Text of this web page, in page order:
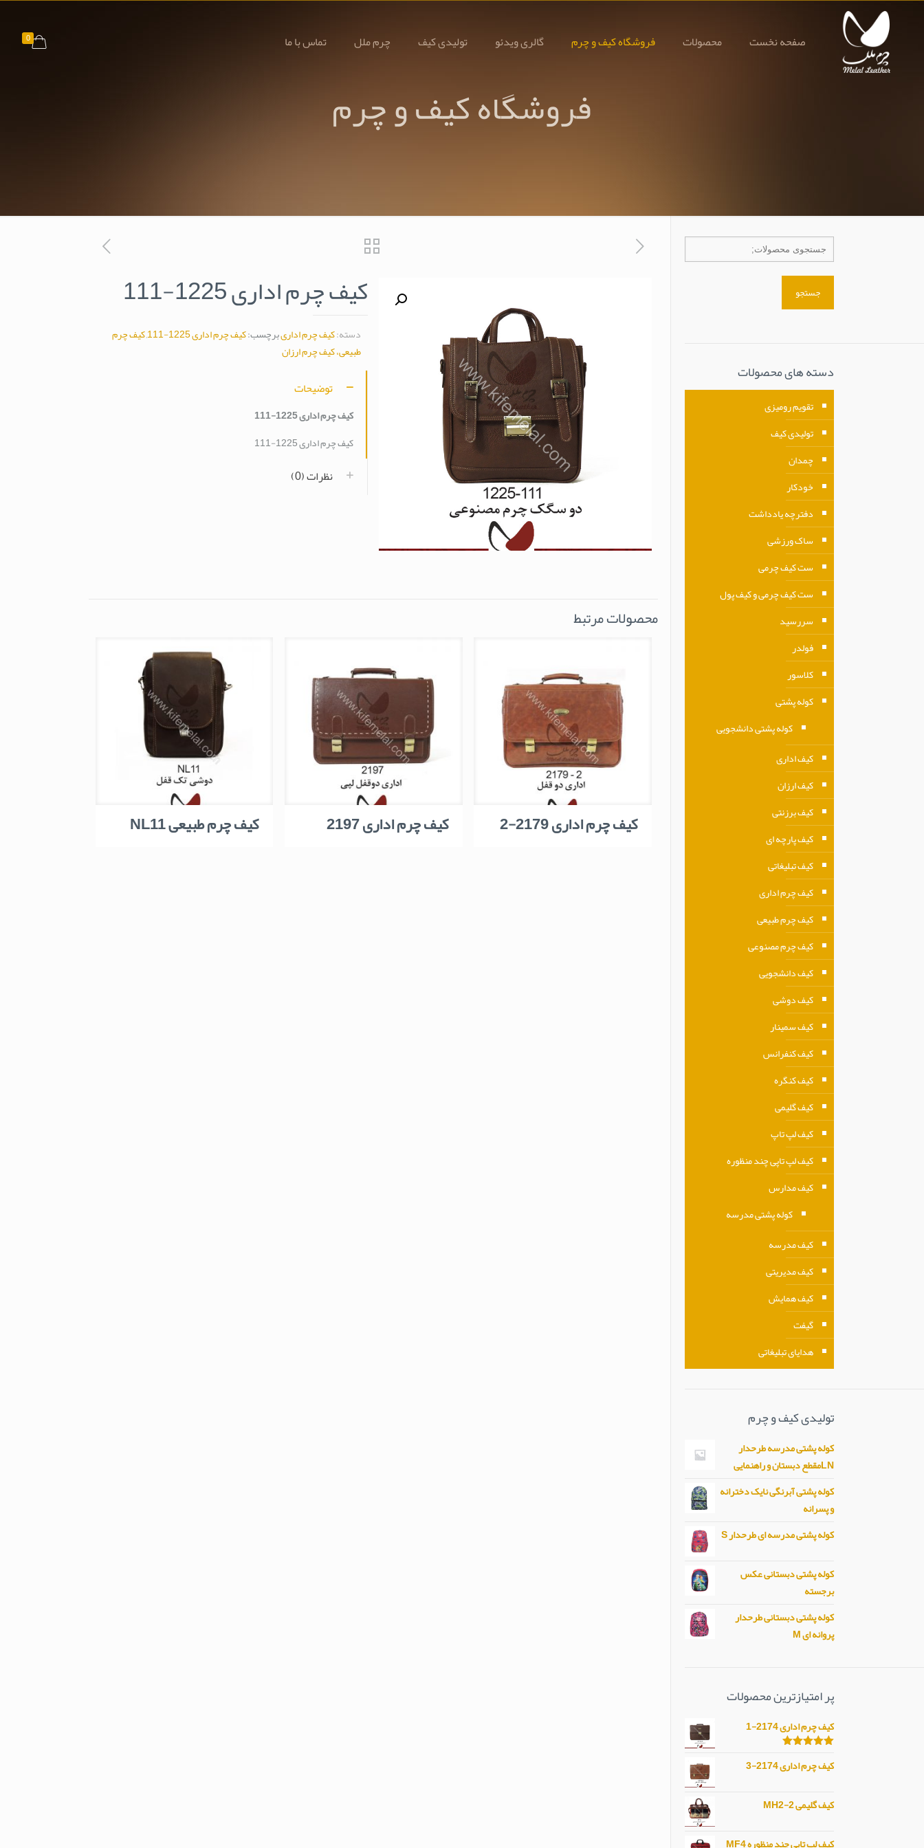
صفحه نخست محصولات فروشگاه کیف و چرم گالری ویدئو تولیدی کیف چرم ملل تماس با ما 0
فروشگاه کیف و چرم
کیف چرم اداری 1225-111
دسته:کیف چرم اداریبرچسب:کیف چرم اداری 1225-111 ,کیف چرم
طبیعی، کیف چرم ارزان
توضیحات
کیف چرم اداری 1225-111
کیف چرم اداری 1225-111
نظرات (0)
محصولات مرتبط
کیف چرم اداری 2179-2 کیف چرم اداری 2197 کیف چرم طبیعی NL11
جستجو
دسته های محصولات
تقویم رومیزی
تولیدی کیف
چمدان
خودکار
دفترچه یادداشت
ساک ورزشی
ست کیف چرمی
ست کیف چرمی و کیف پول
سررسید
فولدر
کلاسور
کوله پشتی
کوله پشتی دانشجویی
کیف اداری
کیف ارزان
کیف برزنتی
کیف پارچه ای
کیف تبلیغاتی
کیف چرم اداری
کیف چرم طبیعی
کیف چرم مصنوعی
کیف دانشجویی
کیف دوشی
کیف سمینار
کیف کنفرانس
کیف کنگره
کیف گلیمی
کیف لپ تاپ
کیف لپ تاپی چند منظوره
کیف مدارس
کوله پشتی مدرسه
کیف مدرسه
کیف مدیریتی
کیف همایش
گیفت
هدایای تبلیغاتی
تولیدی کیف و چرم
کوله پشتی مدرسه طرحدار
LNمقطع دبستان و راهنمایی
کوله پشتی آبرنگی نایک دخترانه
و پسرانه
کوله پشتی مدرسه ای طرحدار S
کوله پشتی دبستانی عکس
برجسته
کوله پشتی دبستانی طرحدار
پروانه ای M
پر امتیازترین محصولات
کیف چرم اداری 2174-1
از 5
کیف چرم اداری 2174-3
کیف گلیمی MH2-2
کیف لپ تاپی چند منظوره MF4